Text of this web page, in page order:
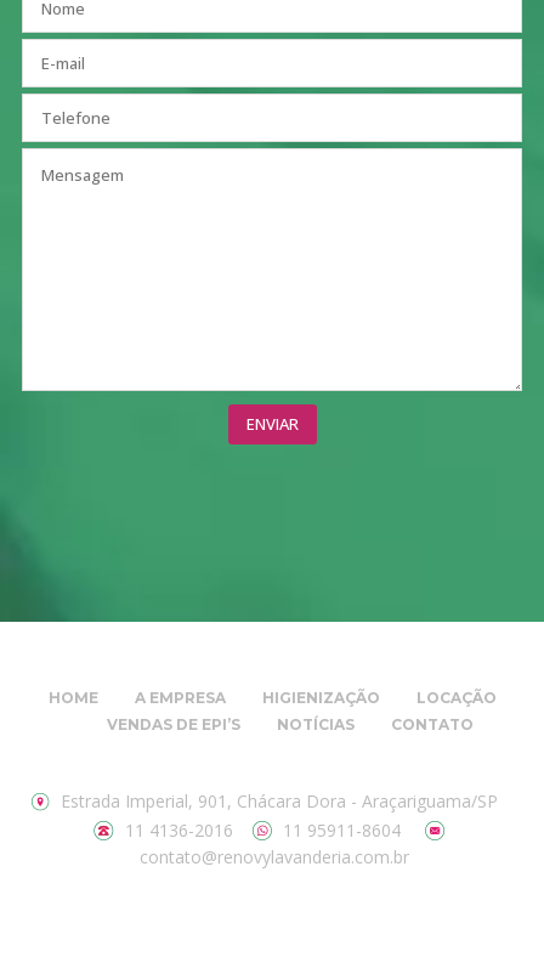
HOME A EMPRESA HIGIENIZAÇÃO
LOCAÇÃO
VENDAS DE EPI’S
NOTÍCIAS CONTATO
Estrada Imperial, 901, Chácara Dora - Araçariguama/SP
11 4136-2016
11 95911-8604
contato@renovylavanderia.com.br